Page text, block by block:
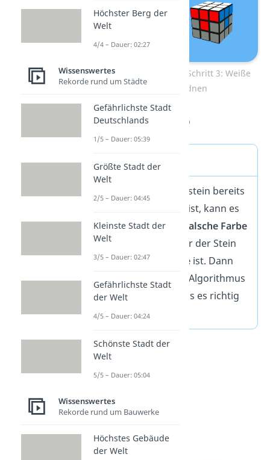
Zauberwürfel lösen — Schritt 3: Weiße
Ecksteine ordnen
Algorithmus: R‘ D‘ R D
Sonderfälle
Wenn der weiße Eckstein bereits
ist, kann es
passieren, dass die
falsche Farbe
nach oben zeigt oder der Stein
an derfalschen Ecke ist. Dann
wiederholst
du den Algorithmus
R‘ D‘ R D so lange, bis es richtig
ist.
Höchster Berg der
Welt
4/4 – Dauer: 02:27
Wissenswertes
Rekorde rund um Städte
Gefährlichste Stadt
Deutschlands
1/5 – Dauer: 05:39
Größte Stadt der
Welt
2/5 – Dauer: 04:45
Kleinste Stadt der
Welt
3/5 – Dauer: 02:47
Gefährlichste Stadt
der Welt
4/5 – Dauer: 04:24
Schönste Stadt der
Welt
5/5 – Dauer: 05:04
Wissenswertes
Rekorde rund um Bauwerke
Höchstes Gebäude
der Welt